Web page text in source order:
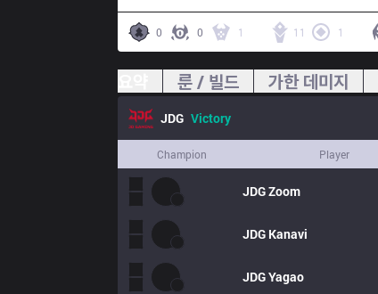
0 0 1 11 1
룬 / 빌드 가한 데미지
JDG Victory
Champion Player
JDGZoom
JDG Kanavi
JDGYagao